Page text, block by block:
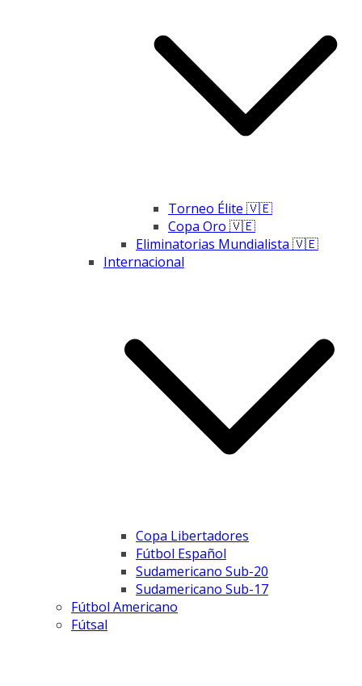
Torneo Élite 🇻🇪
Copa Oro 🇻🇪
Eliminatorias Mundialista 🇻🇪
Internacional
Copa Libertadores
Fútbol Español
Sudamericano Sub-20
Sudamericano Sub-17
Fútbol Americano
Fútsal